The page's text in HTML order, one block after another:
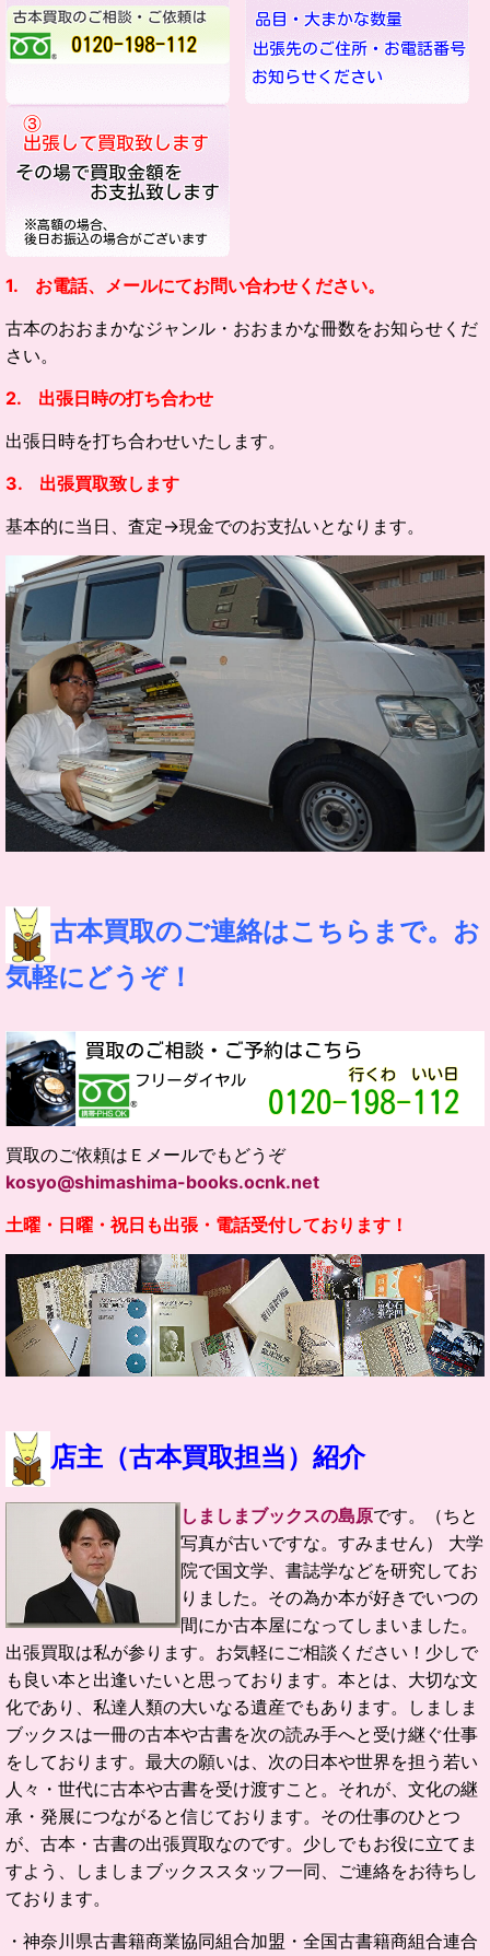
1. お電話、メールにてお問い合わせください。
古本のおおまかなジャンル・ おおまかな冊数をお知らせくだ
さい。
2. 出張日時の打ち合わせ
出張日時を打ち合わせいたします。
3. 出張買取致します
基本的に当日、査定→現金でのお支払いとなります。
古本買取のご連絡はこちらまで。お
気軽にどうぞ！
買取のご依頼はＥメールでもどうぞ
kosyo@shimashima-books.ocnk.net
土曜・日曜・祝日も出張・電話受付しております！
店主（古本買取担当）紹介
しましまブックスの島原です。（ちと
写真が古いですな。すみません） 大学
院で国文学、書誌学などを研究してお
りました。 その為か本が好きでいつの
間にか古本屋になってしまいました。
出張買取は私が参ります。お気軽にご相談ください！ 少しで
も良い本と出逢いたいと思っております。 本とは、大切な文
化であり、私達人類の大いなる遺産でもあります。
しましま
ブックスは一冊の古本や古書を次の読み手へと受け継ぐ仕事
をしております。 最大の願いは、次の日本や世界を担う若い
人々・世代に古本や古書を受け渡すこと。 それが、文化の継
承・発展につながると信じております。 その仕事のひとつ
が、古本・古書の出張買取なのです。 少しでもお役に立てま
すよう、しましまブックススタッフ一同、ご連絡をお待ちし
ております。
・神奈川県古書籍商業協同組合加盟・全国古書籍商組合連合